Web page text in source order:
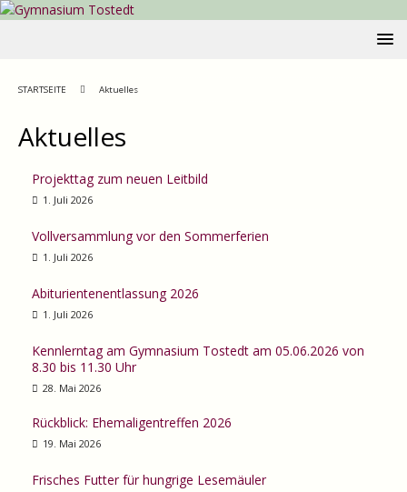
STARTSEITE Aktuelles
Aktuelles
Projekttag zum neuen Leitbild
1. Juli 2026
Vollversammlung vor den Sommerferien
1. Juli 2026
Abiturientenentlassung 2026
1. Juli 2026
Kennlerntag am Gymnasium Tostedt am 05.06.2026 von
8.30 bis 11.30 Uhr
28. Mai 2026
Rückblick: Ehemaligentreffen 2026
19. Mai 2026
Frisches Futter für hungrige Lesemäuler